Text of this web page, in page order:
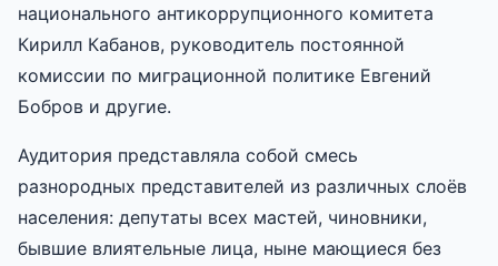
национального антикоррупционного комитета
Кирилл Кабанов, руководитель постоянной
комиссии по миграционной политике Евгений
Бобров и другие.
Аудитория представляла собой смесь
разнородных представителей из различных слоёв
населения: депутаты всех мастей, чиновники,
бывшие влиятельные лица, ныне мающиеся без